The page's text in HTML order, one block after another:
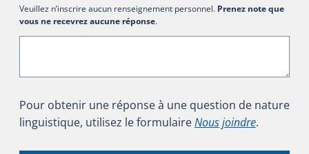
Veuillez n’inscrire aucun renseignement personnel. Prenez note que
vous ne recevrez aucune réponse.
Pour obtenir une réponse à une question de nature
linguistique, utilisez le formulaireNous joindre.